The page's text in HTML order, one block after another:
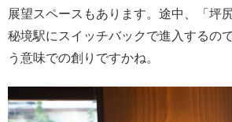
展望スペースもあります。途中、「坪
秘境駅にスイッチバックで進入するの
う意味での創りですかね。